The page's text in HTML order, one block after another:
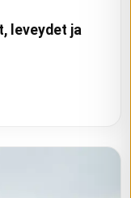
leveydet ja